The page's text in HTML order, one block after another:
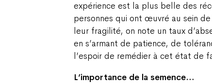
expérience est la plus belle des
personnes qui ont œuvré au sein
leur fragilité, on note un taux
en s’armant de patience, de
l’espoir de remédier à cet état de
L’importance de la semence…